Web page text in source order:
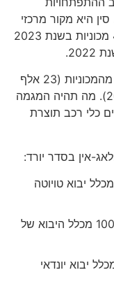
היא מקור מרכזי
בכלי רכב חשמליים עם יבוא של 47,154 מכוניות בשנת 2023
טורקיה מייצרת לשוק הישראלי כ- 8.5% מהמכוניות (23 אלף
בשנת 2022 וכך גם בשנת 2023). מה תהיה המגמה
כלי רכב תוצרת
אין בסדר יורד:
מכוניות (78% מכלל יבוא טויוטה
BYDAuto עם 15,145 מכוניות (100% מכלל היבוא של
מכוניות (36% מכלל יבוא יונדאי